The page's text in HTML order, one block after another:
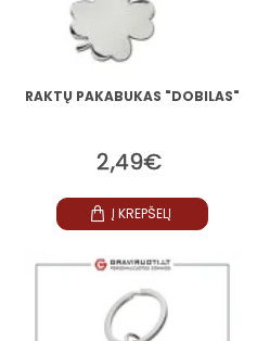
RAKTŲ PAKABUKAS "DOBILAS"
2,49€
Į KREPŠELĮ